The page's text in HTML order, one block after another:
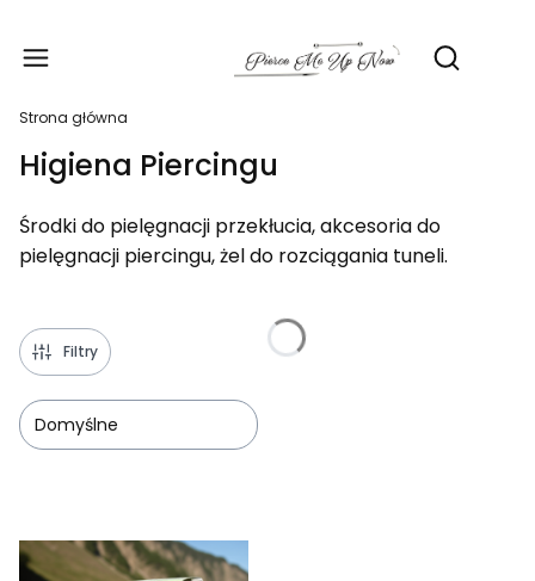
Otwórz
Strona główna
Higiena Piercingu
Środki do pielęgnacji przekłucia, akcesoria do
pielęgnacji piercingu, żel do rozciągania tuneli.
Filtry
Domyślne